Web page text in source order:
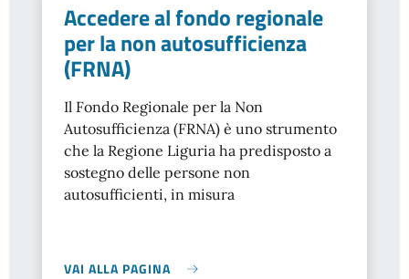
Accedere al fondo regionale
per la non autosufficienza
(FRNA)
Il Fondo Regionale per la Non
Autosufficienza (FRNA) è uno strumento
che la Regione Liguria ha predisposto a
sostegno delle persone non
autosufficienti, in misura
VAI ALLA PAGINA